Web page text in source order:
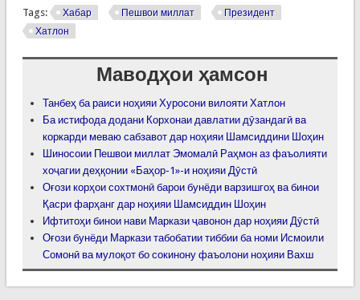
Tags: Хабар Пешвои миллат
Президент
Хатлон
Маводҳои ҳамсон
Танбеҳ ба раиси ноҳияи Хуросони вилояти Хатлон
Ба истифода додани Корхонаи давлатии дӯзандагӣ ва
коркарди меваю сабзавот дар ноҳияи Шамсиддини Шоҳин
Шиносоии Пешвои миллат Эмомалӣ Раҳмон аз фаъолияти
хоҷагии деҳқонии «Баҳор-1»-и ноҳияи Дӯстӣ
Оғози корҳои сохтмонӣ барои бунёди варзишгоҳ ва бинои
Қасри фарҳанг дар ноҳияи Шамсиддин Шоҳин
Ифтитоҳи бинои нави Маркази ҷавонон дар ноҳияи Дӯстӣ
Оғози бунёди Маркази табобатии тиббии ба номи Исмоили
Сомонӣ ва мулоқот бо сокинону фаъолони ноҳияи Вахш